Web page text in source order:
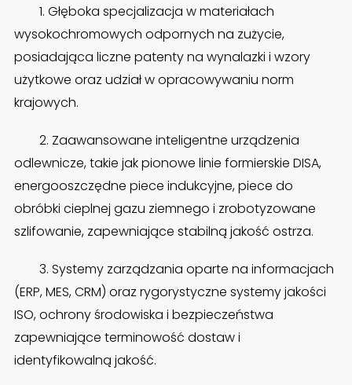
1. Głęboka specjalizacja w materiałach
wysokochromowych odpornych na zużycie,
posiadająca liczne patenty na wynalazki i wzory
użytkowe oraz udział w opracowywaniu norm
krajowych.
2. Zaawansowane inteligentne urządzenia
odlewnicze, takie jak pionowe linie formierskie DISA,
energooszczędne piece indukcyjne, piece do
obróbki cieplnej gazu ziemnego i zrobotyzowane
szlifowanie, zapewniające stabilną jakość ostrza.
3. Systemy zarządzania oparte na informacjach
(ERP, MES, CRM) oraz rygorystyczne systemy jakości
ISO, ochrony środowiska i bezpieczeństwa
zapewniające terminowość dostaw i
identyfikowalną jakość.